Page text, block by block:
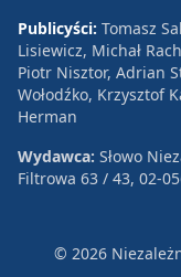
Publicyści: Tomasz
Lisiewicz, Michał
Piotr Nisztor, Adrian
Wołodźko, Krzysztof
Herman
Wydawca: Słowo
Filtrowa 63 / 43, 02-
© 2026